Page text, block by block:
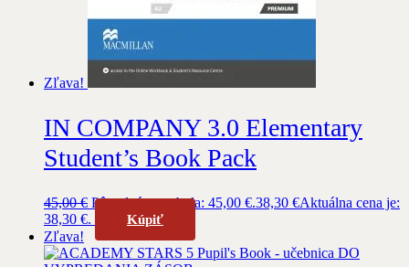
Zľava!
IN COMPANY 3.0 Elementary
Student’s Book Pack
45,00€ Pôvodná cena bola: 45,00 €.38,30 €Aktuálna cena je:
38,30 €.
Kúpiť
Zľava!